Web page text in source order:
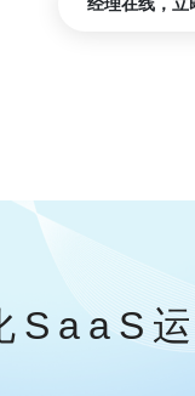
SaaS